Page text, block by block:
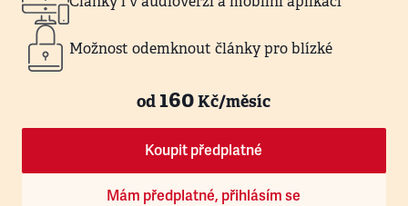
Možnost odemknout články pro blízké
od160Kč/měsíc
Koupit předplatné
Mám předplatné, přihlásím se